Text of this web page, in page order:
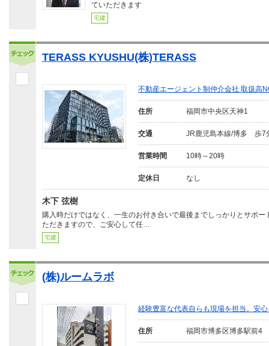
ていただきます
宅建
TERASS KYUSHU(株)TERASS
不動産エージェント制仲介会社 取扱高
住所 福岡市中央区天神1
交通 JR鹿児島本線/博多 歩7
営業時間 10時～20時
定休日 なし
木下 弦樹
購入時だけではなく、一生のお付き合いで最後までしっかりとサポー
ただきますので、ご安心して任…
宅建
(株)ルームラボ
経験豊富な代表自らも現場を担当。安
住所 福岡市博多区博多駅前4